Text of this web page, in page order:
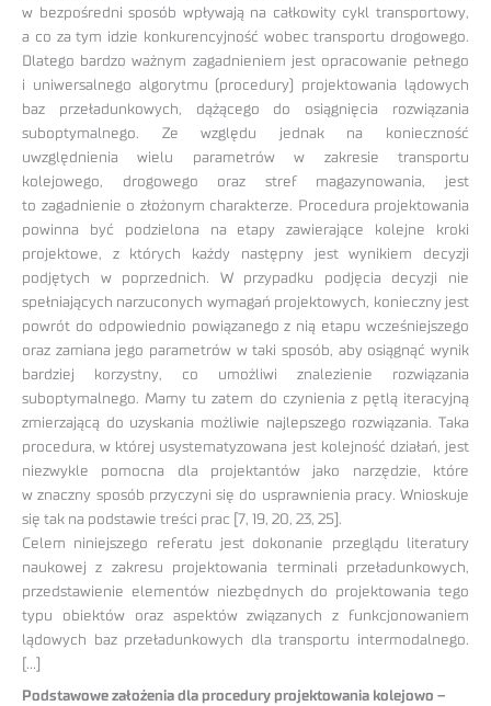
w bezpośredni sposób wpływają na całkowity cykl transportowy,
a co za tym idzie konkurencyjność wobec transportu drogowego.
Dlatego bardzo ważnym zagadnieniem jest opracowanie pełnego
i uniwersalnego algorytmu (procedury) projektowania lądowych
baz przeładunkowych, dążącego do osiągnięcia rozwiązania
suboptymalnego. Ze względu jednak na konieczność
uwzględnienia wielu parametrów w zakresie transportu
kolejowego, drogowego oraz stref magazynowania, jest
to zagadnienie o złożonym charakterze. Procedura projektowania
powinna być podzielona na etapy zawierające kolejne kroki
projektowe, z których każdy następny jest wynikiem decyzji
podjętych w poprzednich. W przypadku podjęcia decyzji nie
spełniających narzuconych wymagań projektowych, konieczny jest
powrót do odpowiednio powiązanego z nią etapu wcześniejszego
oraz zamiana jego parametrów w taki sposób, aby osiągnąć wynik
bardziej korzystny, co umożliwi znalezienie rozwiązania
suboptymalnego. Mamy tu zatem do czynienia z pętlą iteracyjną
zmierzającą do uzyskania możliwie najlepszego rozwiązania. Taka
procedura, w której usystematyzowana jest kolejność działań, jest
niezwykle pomocna dla projektantów jako narzędzie, które
w znaczny sposób przyczyni się do usprawnienia pracy. Wnioskuje
się tak na podstawie treści prac [7, 19, 20, 23, 25].
Celem niniejszego referatu jest dokonanie przeglądu literatury
naukowej z zakresu projektowania terminali przeładunkowych,
przedstawienie elementów niezbędnych do projektowania tego
typu obiektów oraz aspektów związanych z funkcjonowaniem
lądowych baz przeładunkowych dla transportu intermodalnego.
[…]
Podstawowe założenia dla procedury projektowania kolejowo –